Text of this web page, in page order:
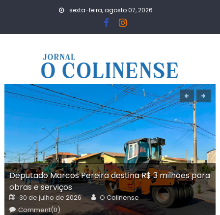
sexta-feira, agosto 07, 2026
Deputado Marcos Pereira destina R$ 3 milhões para
obras e serviços
Posted
on
30 de julho de 2026 Author
O Colinense
Comment(0)